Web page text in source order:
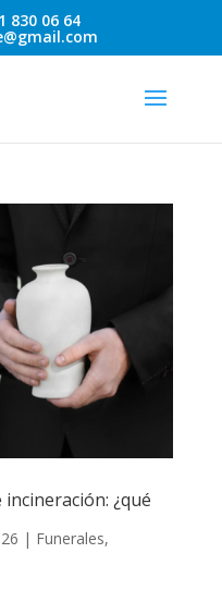
830 06 64
¿qué
| Funerales,